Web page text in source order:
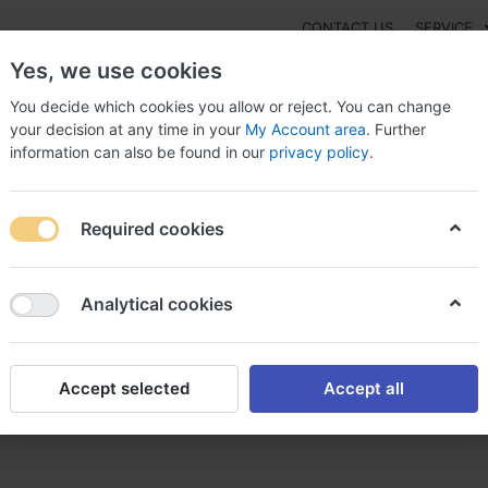
CONTACT US SERVICE
NEW
avec ou sans ordonnance prozac sans ordonnance
prozac sans
Yes, we use cookies
You decide which cookies you allow or reject. You can change
your decision at any time in your My Account area. Further
information can also be found in our privacy policy.
Required cookies
Analytical cookies
Accept selected Accept all